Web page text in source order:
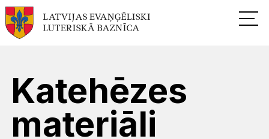
Katehēzes
materiāli